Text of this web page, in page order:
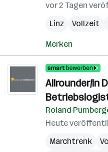
vor 2 Tagen
Linz
Vollzeit
Merken
Allrounder/in
Roland
Heute
Marchtrenk